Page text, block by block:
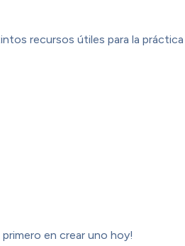
recursos útiles para la práctica
en crear uno hoy!